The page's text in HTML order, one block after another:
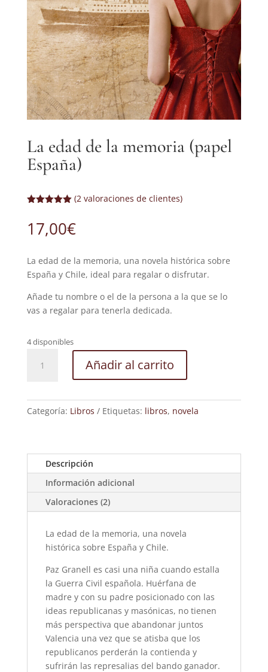
La edad de la memoria (papel
España)
5 en base
clientes
(2 valoraciones de clientes)
17,00€
La edad de la memoria, una novela histórica sobre
España y Chile, ideal para regalar o disfrutar.
Añade tu nombre o el de la persona a la que se lo
vas a regalar para tenerla dedicada.
4 disponibles
edad
memoria
cantidad
Añadir al carrito
Categoría: Libros Etiquetas: libros, novela
Descripción
Información adicional
Valoraciones (2)
La edad de la memoria, una novela
histórica sobre España y Chile.
Paz Granell es casi una niña cuando estalla
la Guerra Civil española. Huérfana de
madre y con su padre posicionado con las
ideas republicanas y masónicas, no tienen
más perspectiva que abandonar juntos
Valencia una vez que se atisba que los
republicanos perderán la contienda y
sufrirán las represalias del bando ganador.